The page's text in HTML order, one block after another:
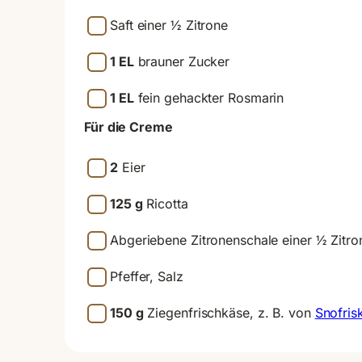
Saft einer ½ Zitrone
1 ELbrauner Zucker
1 ELfein gehackter Rosmarin
Für die Creme
2Eier
125 gRicotta
Abgeriebene Zitronenschale einer ½
Pfeffer, Salz
150 gZiegenfrischkäse, z. B. von